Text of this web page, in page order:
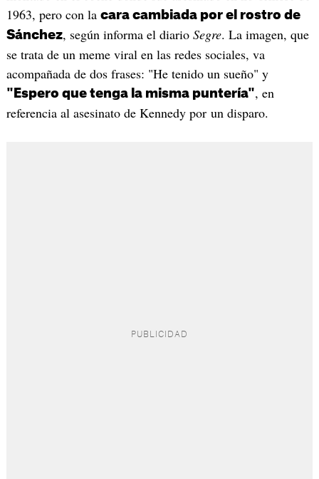
1963, pero con la cara cambiada por el rostro de
Sánchez, según informa el diario Segre. La imagen, que
se trata de un meme viral en las redes sociales, va
acompañada de dos frases: "He tenido un sueño" y
"Espero que tenga la misma puntería", en
referencia al asesinato de Kennedy por un disparo.